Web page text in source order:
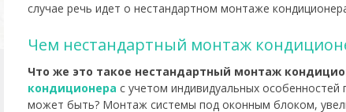
случае речь идет о нестандартном монтаже
Чем нестандартный монтаж
Что же это такое нестандартный монтаж
кондиционера с учетом индивидуальных
может быть? Монтаж системы под оконным блоком,